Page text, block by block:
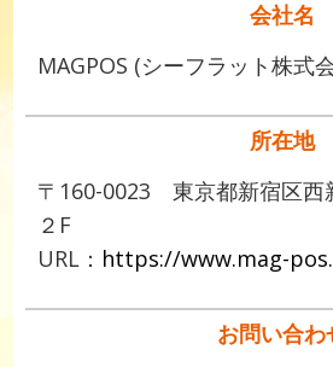
会社名
MAGPOS (シーフラット株式
所在地
〒160-0023 東京都新宿区西
２F
URL： https://www.mag-
お問い合わ